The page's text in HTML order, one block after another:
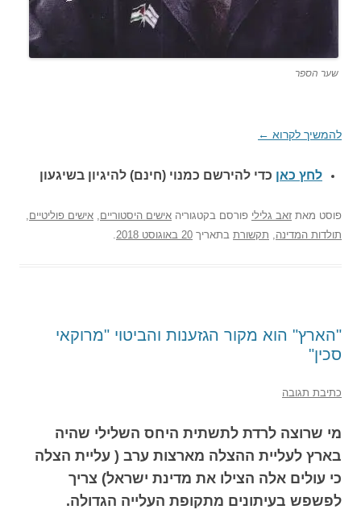
שער הספר
להמשיך לקרוא ←
לחץ כאן כדי להירשם כמנוי (חינם) להיגיון בשיגעון
פוסט מאת זאב גלילי פורסם בקטגוריה אישים היסטוריים, אישים פוליטיים,
תולדות המדינה, תקשורת בתאריך 20 באוגוסט 2018 .
"הארץ" הוא מקור הגזענות והביטוי "מרוקאי
סכין"
כתיבת תגובה
מי שרוצה לרדת לתשתית היחס השלילי שהיה
בארץ לעליית ההצלה מארצות ערב ( עליית הצלה
כי עולים אלה הצילו את מדינת ישראל) צריך
לפשפש בעיתונים מתקופת העלייה הגדולה.